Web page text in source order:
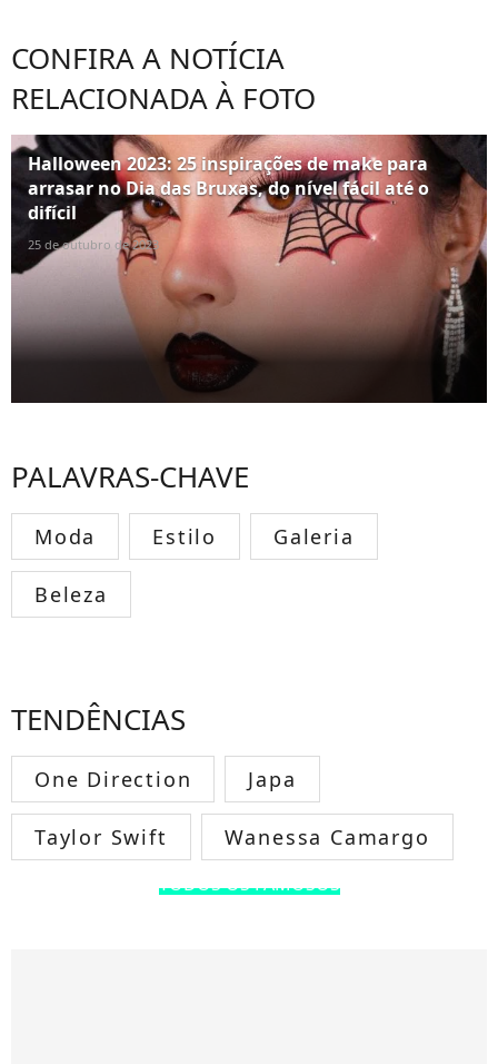
CONFIRA A NOTÍCIA
RELACIONADA À FOTO
Halloween 2023: 25 inspirações de make para
arrasar no Dia das Bruxas, do nível fácil até o
difícil
25 de outubro de 2023
PALAVRAS-CHAVE
Moda Estilo Galeria
Beleza
TENDÊNCIAS
One Direction Japa
Taylor Swift Wanessa Camargo
TODOS OS FAMOSOS